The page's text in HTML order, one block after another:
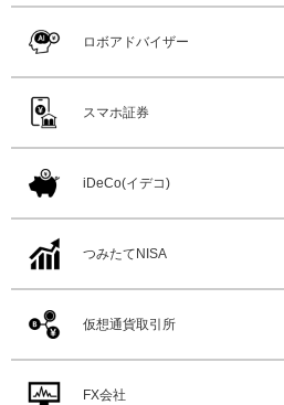
ロボアドバイザー
スマホ証券
iDeCo(イデコ)
つみたてNISA
仮想通貨取引所
FX会社